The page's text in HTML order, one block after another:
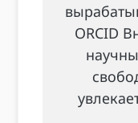
ORCID